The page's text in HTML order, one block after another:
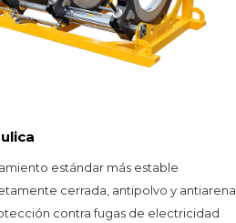
estándar más estable
cerrada, antipolvo y antiarena.
contra fugas de electricidad